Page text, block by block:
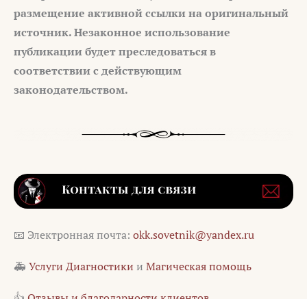
размещение активной ссылки на оригинальный
источник. Незаконное использование
публикации будет преследоваться в
соответствии с действующим
законодательством.
📧 Электронная почта: okk.sovetnik@yandex.ru
🚑 Услуги Диагностики и Магическая помощь